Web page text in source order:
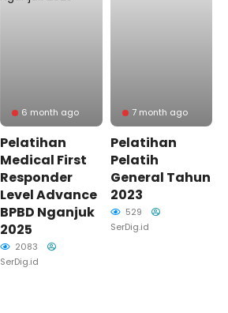
6 month ago
Pelatihan
Medical First
Responder
Level Advance
BPBD Nganjuk
2025
2083
SerDig.id
7 month ago
Pelatihan
Pelatih
General Tahun
2023
529
SerDig.id